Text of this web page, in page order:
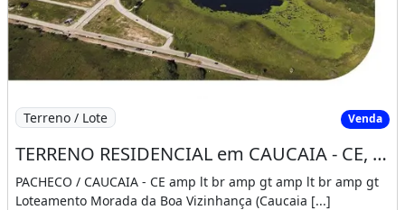
Imagem: TERRENO RESIDENCIAL em CAUCAIA - CE,
Terreno / Lote Venda
TERRENO RESIDENCIAL em CAUCAIA - CE, CENTRO
PACHECO / CAUCAIA - CE amp lt br amp gt amp lt br amp gt
Loteamento Morada da Boa Vizinhança (Caucaia [...]